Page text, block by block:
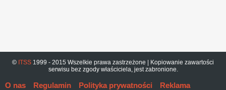
© ITSS 1999 - 2015 Wszelkie prawa zastrzeżone | Kopiowanie zawartości
serwisu bez zgody właściciela, jest zabronione.
O nas Regulamin Polityka prywatności Reklama